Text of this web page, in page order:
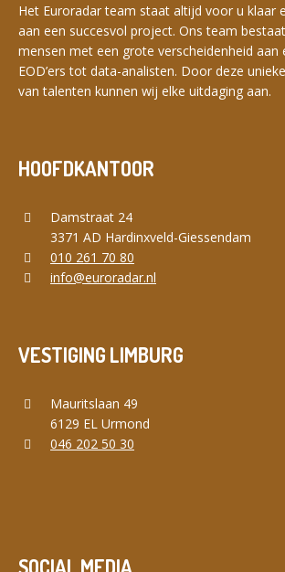
Het Euroradar team staat altijd voor u klaar
aan een succesvol project. Ons team
mensen met een grote verscheidenheid aan
EOD’ers tot data-analisten. Door deze
van talenten kunnen wij elke uitdaging aan.
HOOFDKANTOOR
Damstraat 24
3371 AD Hardinxveld-Giessendam
010 261 70 80
info@euroradar.nl
VESTIGING LIMBURG
Mauritslaan 49
6129 EL Urmond
046 202 50 30